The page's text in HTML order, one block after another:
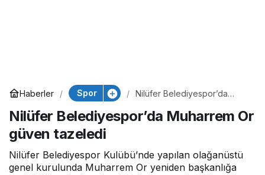
Haberler Spor
Nilüfer Belediyespor’da
Nilüfer Belediyespor’da Muharrem Or
güven tazeledi
Nilüfer Belediyespor Kulübü’nde yapılan olağanüstü
genel kurulunda Muharrem Or yeniden başkanlığa